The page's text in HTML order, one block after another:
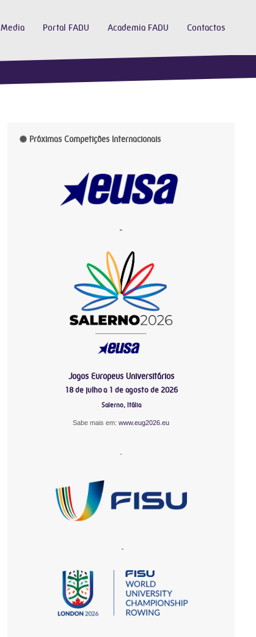
Media Portal FADU Academia FADU Contactos
Próximas Competições Internacionais
-
Jogos Europeus Universitários
18 de julho a 1 de agosto de 2026
Salerno, Itália
Sabe mais em:www.eug2026.eu
-
-